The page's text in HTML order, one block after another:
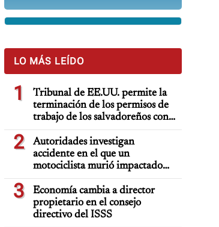
LO MÁS LEÍDO
1
Tribunal de EE.UU. permite la
terminación de los permisos de
trabajo de los salvadoreños con
TPS
2
Autoridades investigan
accidente en el que un
motociclista murió impactado
por auto deportivo de lujo
3
Economía cambia a director
propietario en el consejo
directivo del ISSS